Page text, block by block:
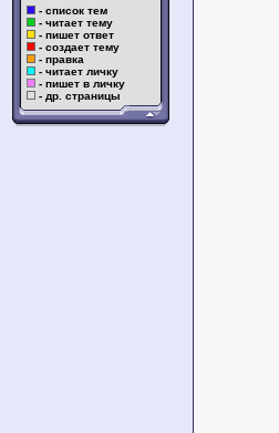
- список тем
- читает тему
- пишет ответ
- создает тему
- правка
- читает личку
- пишет в личку
- др. страницы